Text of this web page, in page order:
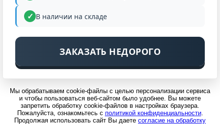
В наличии на складе
ЗАКАЗАТЬ НЕДОРОГО
Мы обрабатываем cookie-файлы с целью персонализации сервиса
и чтобы пользоваться веб-сайтом было удобнее. Вы можете
запретить обработку cookie-файлов в настройках браузера.
Пожалуйста, ознакомьтесь с политикой конфиденциальности.
Продолжая использовать сайт Вы даете согласие на обработку